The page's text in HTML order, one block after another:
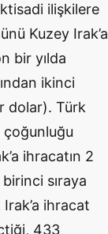
ilişkilere
Kuzey Irak’a
bir yılda
ikinci
dolar). Türk
çoğunluğu
ihracatın 2
sıraya
ihracat
433